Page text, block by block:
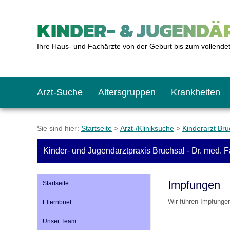
KINDER- &
Ihre Haus- und Fachärzte von der Geburt bis zum
Arzt-Suche Altersgruppen
Das erste Jahr
Schulkinder
Krankheiten
Baby: U1 bis U6
Schulkind: U10 bis
Impfkalender
Was muss man
Notrufnummern
Hausapotheke
Notdienste
Gesundheitsämter
BMI-Rechner
Blutdruckrechner
Sie sind hier: Startseite > Arzt-/Kliniksuche > Kinderarzt
Kinder- und Jugendarztpraxis Bruchsal - Dr. med.
Startseite
Elternbrief
Unser Team
Impfungen
Wir führen